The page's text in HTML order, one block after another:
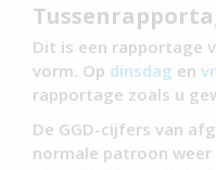
Dit is een rapportage
vorm. Op dinsdag en
rapportage zoals u
De GGD-cijfers van
normale patroon